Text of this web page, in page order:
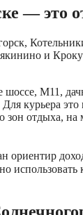
— это
и
М11,
курьера
отдыха,
ориентир